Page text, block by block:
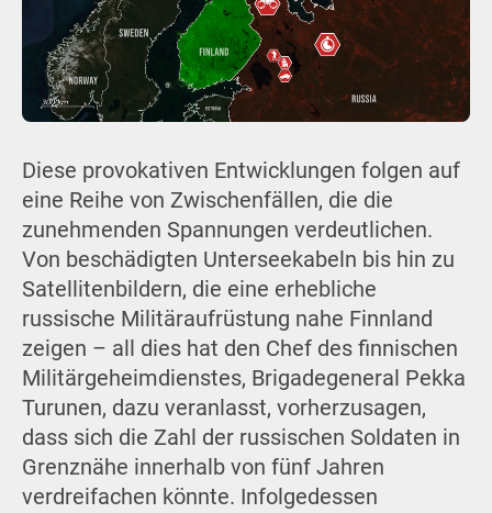
Diese provokativen Entwicklungen folgen auf
eine Reihe von Zwischenfällen, die die
zunehmenden Spannungen verdeutlichen.
Von beschädigten Unterseekabeln bis hin zu
Satellitenbildern, die eine erhebliche
russische Militäraufrüstung nahe Finnland
zeigen – all dies hat den Chef des finnischen
Militärgeheimdienstes, Brigadegeneral Pekka
Turunen, dazu veranlasst, vorherzusagen,
dass sich die Zahl der russischen Soldaten in
Grenznähe innerhalb von fünf Jahren
verdreifachen könnte. Infolgedessen